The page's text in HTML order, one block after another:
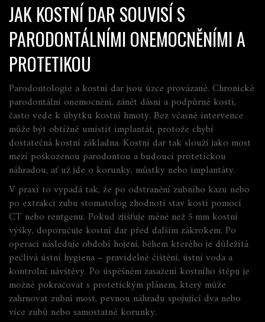
JAK KOSTNÍ DAR SOUVISÍ S
PARODONTÁLNÍMI ONEMOCNĚNÍMI A
PROTETIKOU
Parodontologie a kostní dar jsou úzce provázané. Chronické
parodontální onemocnění, zánět dásní a podpůrné kosti,
často vede k úbytku kostní hmoty. Bez včasné intervence
může být obtížné umístit implantát, protože chybí
dostatečná kostní základna. Kostní dar tak slouží jako most
mezi poškozenou parodontou a budoucí protetickou
náhradou, ať už jde o korunky, můstky nebo implantáty.
V praxi to vypadá tak, že po odstranění zubního kazu nebo
po extrakci zubu stomatolog zhodnotí stav kosti pomocí
CT nebo rentgenu. Pokud zjišťuje méně než 5 mm kostní
výšky, doporučuje kostní dar před dalším zákrokem. Po
operaci následuje období hojení, během kterého je důležitá
pečlivá ústní hygiena – pravidelné čištění, ústní voda a
kontrolní návštěvy. Po úspěšném zasazení kostního štěpu je
možné pokračovat s protetickým plánem, který může
zahrnovat zubní most, pevnou náhradu spojující dva nebo
více zubů nebo samostatné korunky.